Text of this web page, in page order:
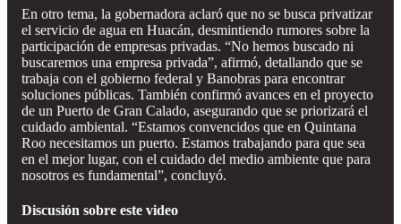
En otro tema, la gobernadora aclaró que no se busca privatizar
el servicio de agua en Huacán, desmintiendo rumores sobre la
participación de empresas privadas. “No hemos buscado ni
buscaremos una empresa privada”, afirmó, detallando que se
trabaja con el gobierno federal y Banobras para encontrar
soluciones públicas. También confirmó avances en el proyecto
de un Puerto de Gran Calado, asegurando que se priorizará el
cuidado ambiental. “Estamos convencidos que en Quintana
Roo necesitamos un puerto. Estamos trabajando para que sea
en el mejor lugar, con el cuidado del medio ambiente que para
nosotros es fundamental”, concluyó.
Discusión sobre este video